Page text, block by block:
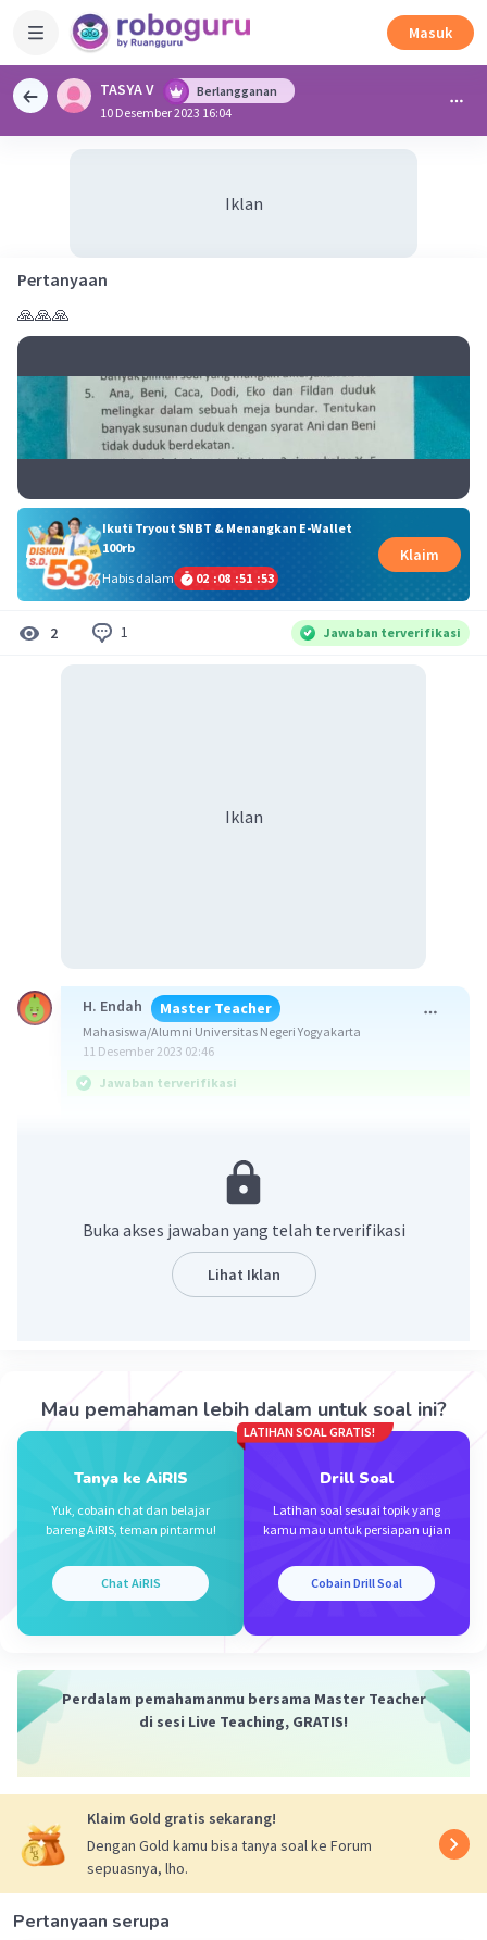
Masuk
TASYA V
Berlangganan
10 Desember 2023 16:04
Iklan
Pertanyaan
🙏🙏🙏
Ikuti Tryout SNBT & Menangkan E-Wallet
100rb
Habis dalam
02 :08 :51 :53
Klaim
2 1 Jawaban terverifikasi
Iklan
H. Endah Master Teacher
Mahasiswa/Alumni Universitas Negeri Yogyakarta
11 Desember 2023 02:46
Jawaban terverifikasi
(n - 1)!.
dengan n! = n × (n-1) × (n-2) × ... × 2 × 1
= 5 × 4 × 3 × 2 × 1
Beni duduk berdekatan (n = 5):
= 4! × 2!
= 4 × 3 × 2 × 1 × 2 × 1
= 48
Beni tidak duduk berdekatan:
dan Beni tidak duduk berdekatan adalah 72 cara.
Beri Rating·0.0
Buka akses jawaban yang telah terverifikasi
Lihat Iklan
Mau pemahaman lebih dalam untuk soal ini?
Tanya ke AiRIS
Yuk, cobain chat dan belajar
bareng AiRIS, teman pintarmu!
Chat AiRIS
LATIHAN SOAL GRATIS!
Drill Soal
Latihan soal sesuai topik yang
kamu mau untuk persiapan ujian
Cobain Drill Soal
Perdalam pemahamanmu bersama Master Teacher
di sesi Live Teaching, GRATIS!
Klaim Gold gratis sekarang!
Dengan Gold kamu bisa tanya soal ke Forum
sepuasnya, lho.
Pertanyaan serupa